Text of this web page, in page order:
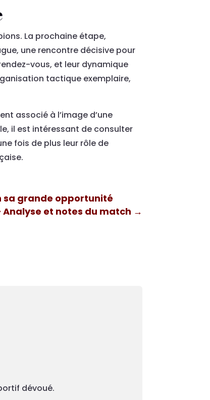
La prochaine étape,
une rencontre décisive pour
vous, et leur dynamique
tactique exemplaire,
associé à l’image d’une
il est intéressant de consulter
fois de plus leur rôle de
sa grande opportunité
Analyse et notes du match →
dévoué.